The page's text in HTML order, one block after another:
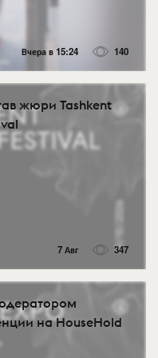
Вчера в 15:24 140
жюри Tashkent
7 Авг 347
на HouseHold